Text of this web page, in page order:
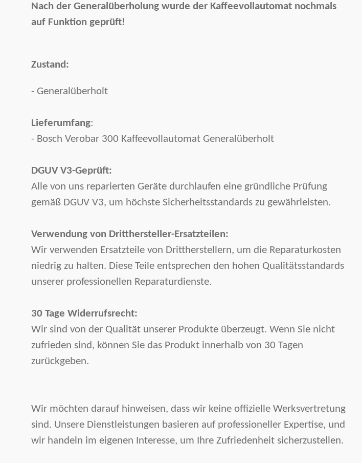
Nach der Generalüberholung wurde der Kaffeevollautomat nochmals
auf Funktion geprüft!
Zustand:
- Generalüberholt
Lieferumfang:
- Bosch Verobar 300 Kaffeevollautomat Generalüberholt
DGUV V3-Geprüft:
Alle von uns reparierten Geräte durchlaufen eine gründliche Prüfung
gemäß DGUV V3, um höchste Sicherheitsstandards zu gewährleisten.
Verwendung von Dritthersteller-Ersatzteilen:
Wir verwenden Ersatzteile von Drittherstellern, um die Reparaturkosten
niedrig zu halten. Diese Teile entsprechen den hohen Qualitätsstandards
unserer professionellen Reparaturdienste.
30 Tage Widerrufsrecht:
Wir sind von der Qualität unserer Produkte überzeugt. Wenn Sie nicht
zufrieden sind, können Sie das Produkt innerhalb von 30 Tagen
zurückgeben.
Wir möchten darauf hinweisen, dass wir keine offizielle Werksvertretung
sind. Unsere Dienstleistungen basieren auf professioneller Expertise, und
wir handeln im eigenen Interesse, um Ihre Zufriedenheit sicherzustellen.